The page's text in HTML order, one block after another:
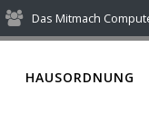
Das Mitmach
HAUSORDNUNG